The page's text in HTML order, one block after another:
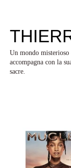
Un mondo
accompagna con la
sacre.